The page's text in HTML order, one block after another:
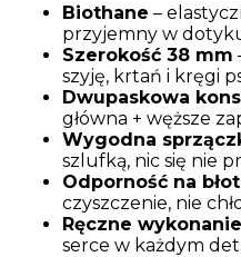
Biothane –
przyjemny w
Szerokość 38 mm
szyję, krtań i kręgi
Dwupaskowa
główna + węższe
Wygodna
szlufką, nic się nie
Odporność na
czyszczenie, nie
Ręczne
serce w każdym